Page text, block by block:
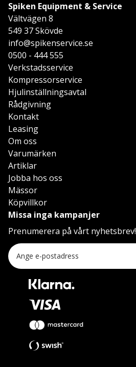
Spiken Equipment & Service
Vältvägen 8
549 37 Skövde
info@spikenservice.se
0500 - 444 555
Verkstadsservice
Kompressorservice
Hjulinställningsavtal
Rådgivning
Kontakt
Leasing
Om oss
Varumärken
Artiklar
Jobba hos oss
Mässor
Köpvillkor
Missa inga kampanjer
Prenumerera på vårt nyhetsbrev!